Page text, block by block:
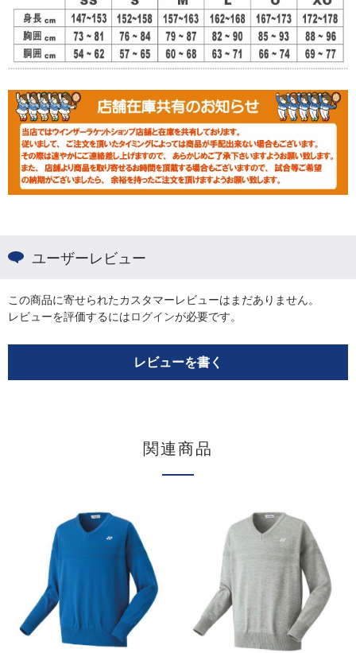
ユーザーレビュー
この商品に寄せられたカスタマーレビューはまだありません。
レビューを評価するにはログインが必要です。
レビューを書く
関連商品